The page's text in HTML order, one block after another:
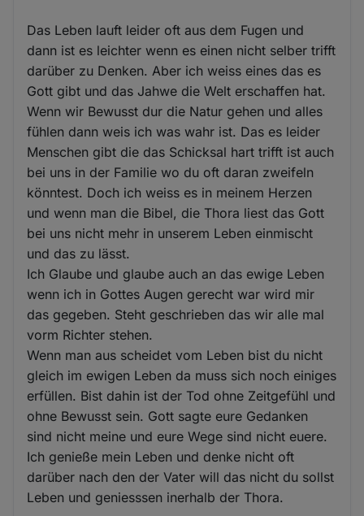
Das Leben lauft leider oft aus dem Fugen und
dann ist es leichter wenn es einen nicht selber trifft
darüber zu Denken. Aber ich weiss eines das es
Gott gibt und das Jahwe die Welt erschaffen hat.
Wenn wir Bewusst dur die Natur gehen und alles
fühlen dann weis ich was wahr ist. Das es leider
Menschen gibt die das Schicksal hart trifft ist auch
bei uns in der Familie wo du oft daran zweifeln
könntest. Doch ich weiss es in meinem Herzen
und wenn man die Bibel, die Thora liest das Gott
bei uns nicht mehr in unserem Leben einmischt
und das zu lässt.
Ich Glaube und glaube auch an das ewige Leben
wenn ich in Gottes Augen gerecht war wird mir
das gegeben. Steht geschrieben das wir alle mal
vorm Richter stehen.
Wenn man aus scheidet vom Leben bist du nicht
gleich im ewigen Leben da muss sich noch einiges
erfüllen. Bist dahin ist der Tod ohne Zeitgefühl und
ohne Bewusst sein. Gott sagte eure Gedanken
sind nicht meine und eure Wege sind nicht euere.
Ich genieße mein Leben und denke nicht oft
darüber nach den der Vater will das nicht du sollst
Leben und geniesssen inerhalb der Thora.